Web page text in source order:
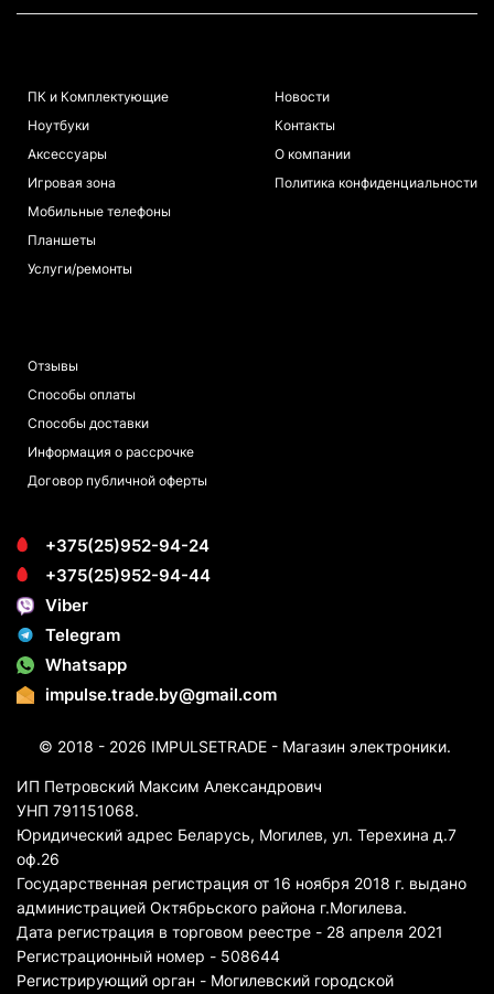
ПК и Комплектующие
Ноутбуки
Аксессуары
Игровая зона
Мобильные телефоны
Планшеты
Услуги/ремонты
Новости
Контакты
О компании
Политика конфиденциальности
Отзывы
Способы оплаты
Способы доставки
Информация о рассрочке
Договор публичной оферты
+375(25)952-94-24
+375(25)952-94-44
Viber
Telegram
Whatsapp
impulse.trade.by@gmail.com
© 2018 - 2026 IMPULSETRADE - Магазин электроники.
ИП Петровский Максим Александрович
УНП 791151068.
Юридический адрес Беларусь, Могилев, ул. Терехина д.7
оф.26
Государственная регистрация от 16 ноября 2018 г. выдано
администрацией Октябрьского района г.Могилева.
Дата регистрация в торговом реестре - 28 апреля 2021
Регистрационный номер - 508644
Регистрирующий орган - Могилевский городской